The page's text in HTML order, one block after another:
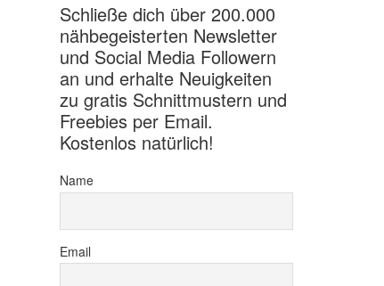
Schließe dich über 200.000
nähbegeisterten Newsletter
und Social Media Followern
an und erhalte Neuigkeiten
zu gratis Schnittmustern und
Freebies per Email.
Kostenlos natürlich!
Name
Email